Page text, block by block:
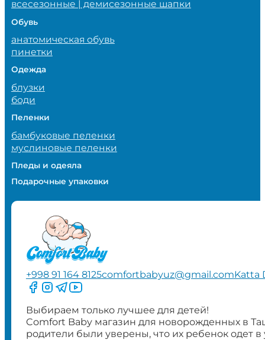
всесезонные | демисезонные шапки
Обувь
анатомическая обувь
пинетки
Одежда
блузки
боди
Пеленки
бамбуковые пеленки
муслиновые пеленки
Пледы и одеяла
Подарочные упаковки
+998 91 164 8125comfortbabyuz@gmail.comKatta
Следите за нами на Facebook
Следите за нами в Instagram
Следите за нами в Telegram
Следите за нами в YouTube
Выбираем только лучшее для детей!
Comfort Baby магазин для новорожденных в
родители были уверены, что их ребенок одет